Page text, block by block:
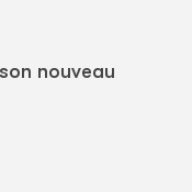
nouveau